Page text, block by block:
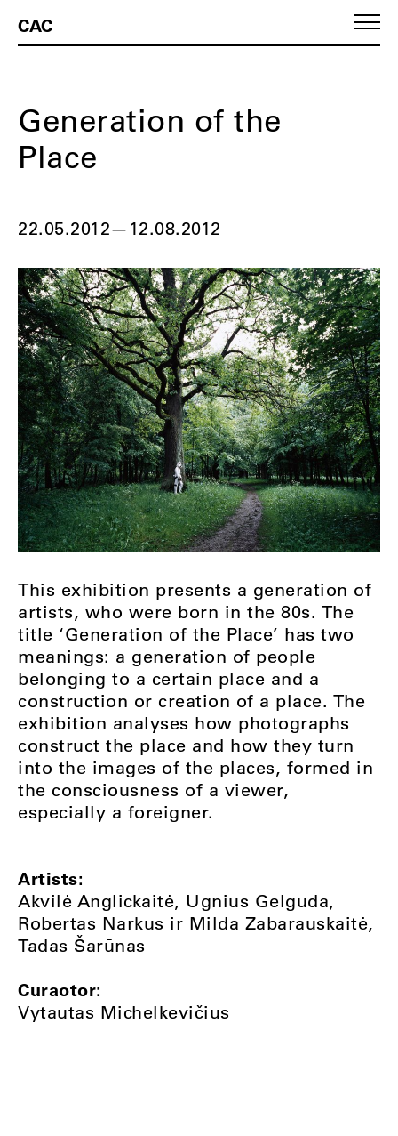
CAC
Generation of the
Place
22.05.2012— 12.08.2012
This exhibition presents a generation of
artists, who were born in the 80s. The
title ‘Generation of the Place’ has two
meanings: a generation of people
belonging to a certain place and a
construction or creation of a place. The
exhibition analyses how photographs
construct the place and how they turn
into the images of the places, formed in
the consciousness of a viewer,
especially a foreigner.
Artists:
Akvilė Anglickaitė, Ugnius Gelguda,
Robertas Narkus ir Milda Zabarauskaitė,
Tadas Šarūnas
Curaotor:
Vytautas Michelkevičius